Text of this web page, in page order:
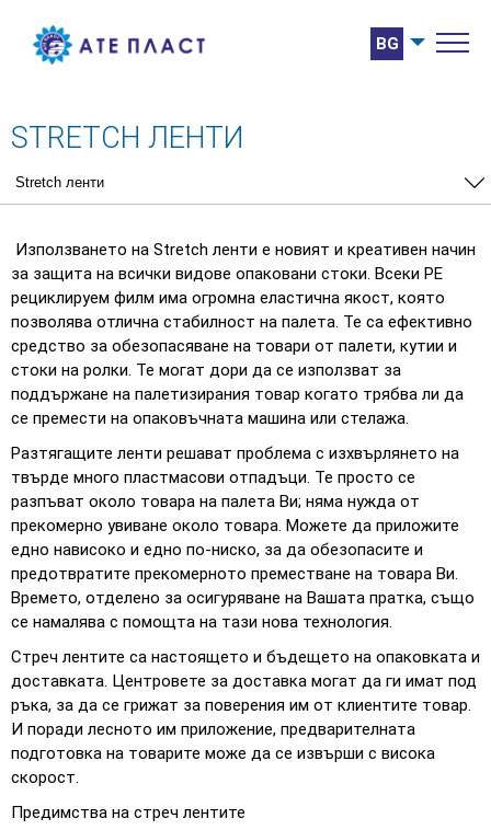
BG
STRETCH ЛЕНТИ
Използването на Stretch ленти е новият и креативен начин
за защита на всички видове опаковани стоки. Всеки РЕ
рециклируем филм има огромна еластична якост, която
позволява отлична стабилност на палета. Те са ефективно
средство за обезопасяване на товари от палети, кутии и
стоки на ролки. Те могат дори да се използват за
поддържане на палетизирания товар когато трябва ли да
се премести на опаковъчната машина или стелажа.
Разтягащите ленти решават проблема с изхвърлянето на
твърде много пластмасови отпадъци. Те просто се
разпъват около товара на палета Ви; няма нужда от
прекомерно увиване около товара. Можете да приложите
едно нависоко и едно по-ниско, за да обезопасите и
предотвратите прекомерното преместване на товара Ви.
Времето, отделено за осигуряване на Вашата пратка, също
се намалява с помощта на тази нова технология.
Стреч лентите са настоящето и бъдещето на опаковката и
доставката. Центровете за доставка могат да ги имат под
ръка, за да се грижат за поверения им от клиентите товар.
И поради лесното им приложение, предварителната
подготовка на товарите може да се извърши с висока
скорост.
Предимства на стреч лентите